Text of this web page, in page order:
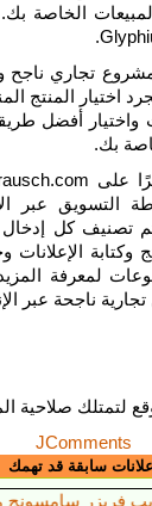
الخاصة
تجاري ناجح
اختيار المنتج
واختيار أفضل
بك.
التسويق عبر
تصنيف كل إدخال
وكتابة الإعلانات
لمعرفة
ناجحة عبر
لتمتلك صلاحية
JComments
سابقة قد تهمك